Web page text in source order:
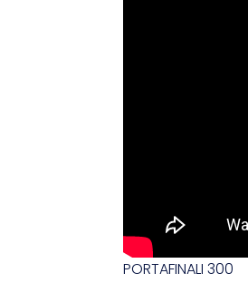
PORTAFINALI 300